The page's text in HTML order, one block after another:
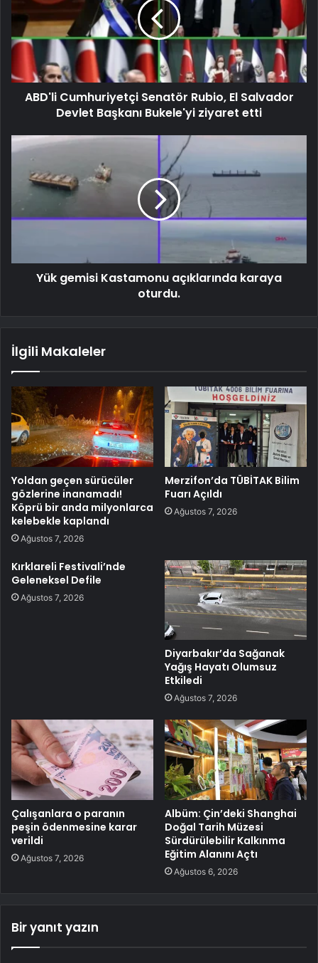
ABD'li Cumhuriyetçi Senatör Rubio, El Salvador
Devlet Başkanı Bukele'yi ziyaret etti
Yük gemisi Kastamonu açıklarında karaya
oturdu.
İlgili Makaleler
Yoldan geçen sürücüler
gözlerine inanamadı!
Köprü bir anda milyonlarca
kelebekle kaplandı
Ağustos 7, 2026
Merzifon’da TÜBİTAK Bilim
Fuarı Açıldı
Ağustos 7, 2026
Kırklareli Festivali’nde
Geleneksel Defile
Ağustos 7, 2026
Diyarbakır’da Sağanak
Yağış Hayatı Olumsuz
Etkiledi
Ağustos 7, 2026
Çalışanlara o paranın
peşin ödenmesine karar
verildi
Ağustos 7, 2026
Albüm: Çin’deki Shanghai
Doğal Tarih Müzesi
Sürdürülebilir Kalkınma
Eğitim Alanını Açtı
Ağustos 6, 2026
Bir yanıt yazın